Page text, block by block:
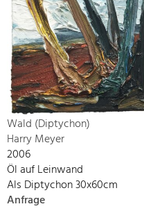
Wald (Diptychon)
Harry Meyer
2006
Öl auf Leinwand
Als Diptychon 30x60cm
Anfrage